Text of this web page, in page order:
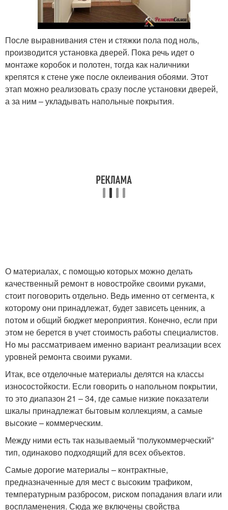
После выравнивания стен и стяжки пола под ноль,
производится установка дверей. Пока речь идет о
монтаже коробок и полотен, тогда как наличники
крепятся к стене уже после оклеивания обоями. Этот
этап можно реализовать сразу после установки дверей,
а за ним – укладывать напольные покрытия.
О материалах, с помощью которых можно делать
качественный ремонт в новостройке своими руками,
стоит поговорить отдельно. Ведь именно от сегмента, к
которому они принадлежат, будет зависеть ценник, а
потом и общий бюджет мероприятия. Конечно, если при
этом не берется в учет стоимость работы специалистов.
Но мы рассматриваем именно вариант реализации всех
уровней ремонта своими руками.
Итак, все отделочные материалы делятся на классы
износостойкости. Если говорить о напольном покрытии,
то это диапазон 21 – 34, где самые низкие показатели
шкалы принадлежат бытовым коллекциям, а самые
высокие – коммерческим.
Между ними есть так называемый “полукоммерческий”
тип, одинаково подходящий для всех объектов.
Самые дорогие материалы – контрактные,
предназначенные для мест с высоким трафиком,
температурным разбросом, риском попадания влаги или
воспламенения. Сюда же включены свойства